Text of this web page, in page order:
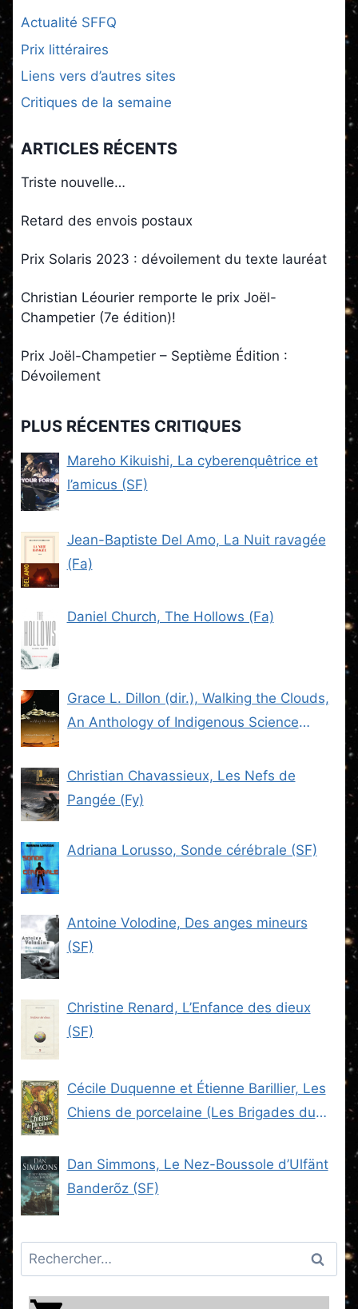
Actualité SFFQ
Prix littéraires
Liens vers d’autres sites
Critiques de la semaine
ARTICLES RÉCENTS
Triste nouvelle…
Retard des envois postaux
Prix Solaris 2023 : dévoilement du texte lauréat
Christian Léourier remporte le prix Joël-
Champetier (7e édition)!
Prix Joël-Champetier – Septième Édition :
Dévoilement
PLUS RÉCENTES CRITIQUES
Mareho Kikuishi, La cyberenquêtrice et
l’amicus (SF)
Jean-Baptiste Del Amo, La Nuit ravagée
(Fa)
Daniel Church, The Hollows (Fa)
Grace L. Dillon (dir.), Walking the Clouds,
An Anthology of Indigenous Science
Christian Chavassieux, Les Nefs de
Pangée (Fy)
Adriana Lorusso, Sonde cérébrale (SF)
Antoine Volodine, Des anges mineurs
(SF)
Christine Renard, L’Enfance des dieux
(SF)
Cécile Duquenne et Étienne Barillier, Les
Chiens de porcelaine (Les Brigades du
Dan Simmons, Le Nez-Boussole d’Ulfänt
Banderõz (SF)
Rechercher :